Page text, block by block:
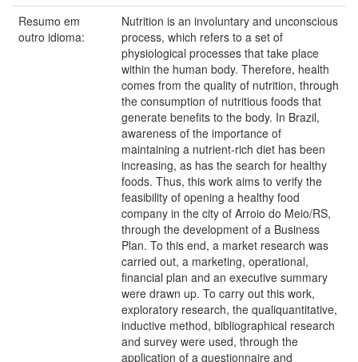
Resumo em
outro idioma:
Nutrition is an involuntary and unconscious
process, which refers to a set of
physiological processes that take place
within the human body. Therefore, health
comes from the quality of nutrition, through
the consumption of nutritious foods that
generate benefits to the body. In Brazil,
awareness of the importance of
maintaining a nutrient-rich diet has been
increasing, as has the search for healthy
foods. Thus, this work aims to verify the
feasibility of opening a healthy food
company in the city of Arroio do Meio/RS,
through the development of a Business
Plan. To this end, a market research was
carried out, a marketing, operational,
financial plan and an executive summary
were drawn up. To carry out this work,
exploratory research, the qualiquantitative,
inductive method, bibliographical research
and survey were used, through the
application of a questionnaire and